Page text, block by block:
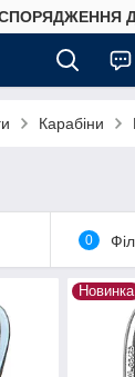
Карабіни
0
Новинка